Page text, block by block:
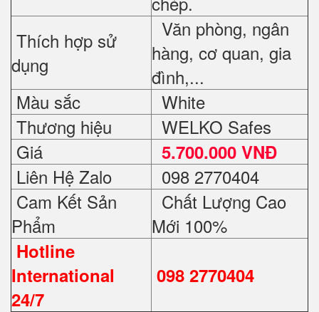
Thích hợp sử
dụng
Văn phòng, ngân
hàng, cơ quan, gia
đình,...
Màu sắc
White
Thương hiệu
WELKO Safes
Giá
5.700.000 VNĐ
Liên Hệ Zalo
098 2770404
Cam Kết Sản
Phẩm
Chất Lượng Cao
Mới 100%
Hotline
International
24/7
098 2770404